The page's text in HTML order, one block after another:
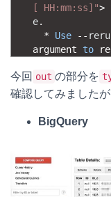
[ HH:mm:ss]">
e.
*
Use --
argument to
今回 out の部分を
確認してみました
BigQuery